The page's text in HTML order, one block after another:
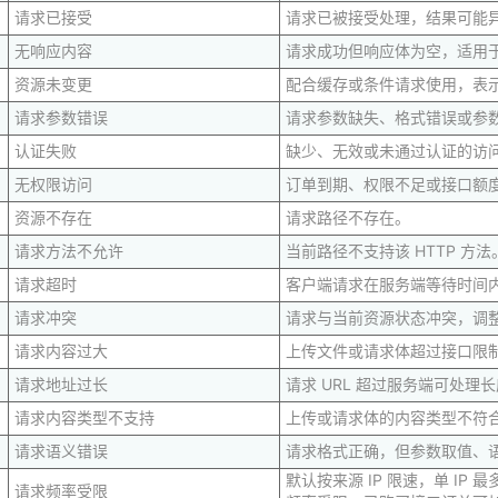
请求已接受
请求已被接受处理，结果可能
无响应内容
请求成功但响应体为空，适用
资源未变更
配合缓存或条件请求使用，表
请求参数错误
请求参数缺失、格式错误或参
认证失败
缺少、无效或未通过认证的访
无权限访问
订单到期、权限不足或接口额
资源不存在
请求路径不存在。
请求方法不允许
当前路径不支持该 HTTP 方法
请求超时
客户端请求在服务端等待时间
请求冲突
请求与当前资源状态冲突，调
请求内容过大
上传文件或请求体超过接口限
请求地址过长
请求 URL 超过服务端可处理
请求内容类型不支持
上传或请求体的内容类型不符
请求语义错误
请求格式正确，但参数取值、
请求频率受限
默认按来源 IP 限速，单 IP 最